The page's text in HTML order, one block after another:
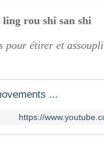
rou shi san shi
pour étirer et
...
https://